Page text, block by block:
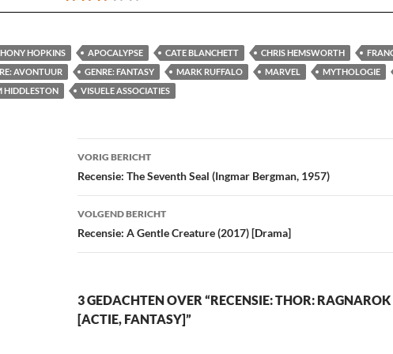
HOPKINS APOCALYPSE CATE BLANCHETT CHRIS HEMSWORTH
AVONTUUR
GENRE: FANTASY MARK RUFFALO MARVEL MYTHOLOGIE
HIDDLESTON
VISUELE ASSOCIATIES
Bericht
navigatie
VORIG BERICHT
Recensie: The Seventh Seal (Ingmar Bergman, 1957)
VOLGEND BERICHT
Recensie: A Gentle Creature (2017) [Drama]
3 GEDACHTEN OVER “RECENSIE: THOR:
[ACTIE, FANTASY]”